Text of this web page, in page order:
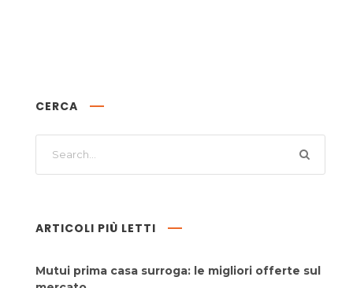
CERCA
ARTICOLI PIÙ LETTI
Mutui prima casa surroga: le migliori offerte sul